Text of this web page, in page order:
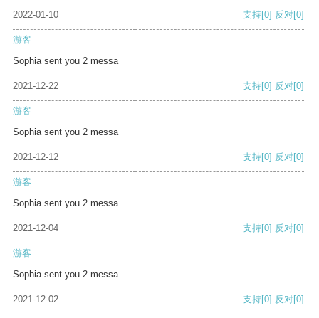
2022-01-10 支持[0] 反对[0]
游客
Sophia sent you 2 messa
2021-12-22 支持[0] 反对[0]
游客
Sophia sent you 2 messa
2021-12-12 支持[0] 反对[0]
游客
Sophia sent you 2 messa
2021-12-04 支持[0] 反对[0]
游客
Sophia sent you 2 messa
2021-12-02 支持[0] 反对[0]